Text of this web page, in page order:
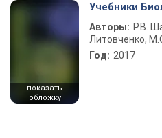
показать
обложку
Учебники
Авторы: Р.В.
Литовченко,
Год: 2017